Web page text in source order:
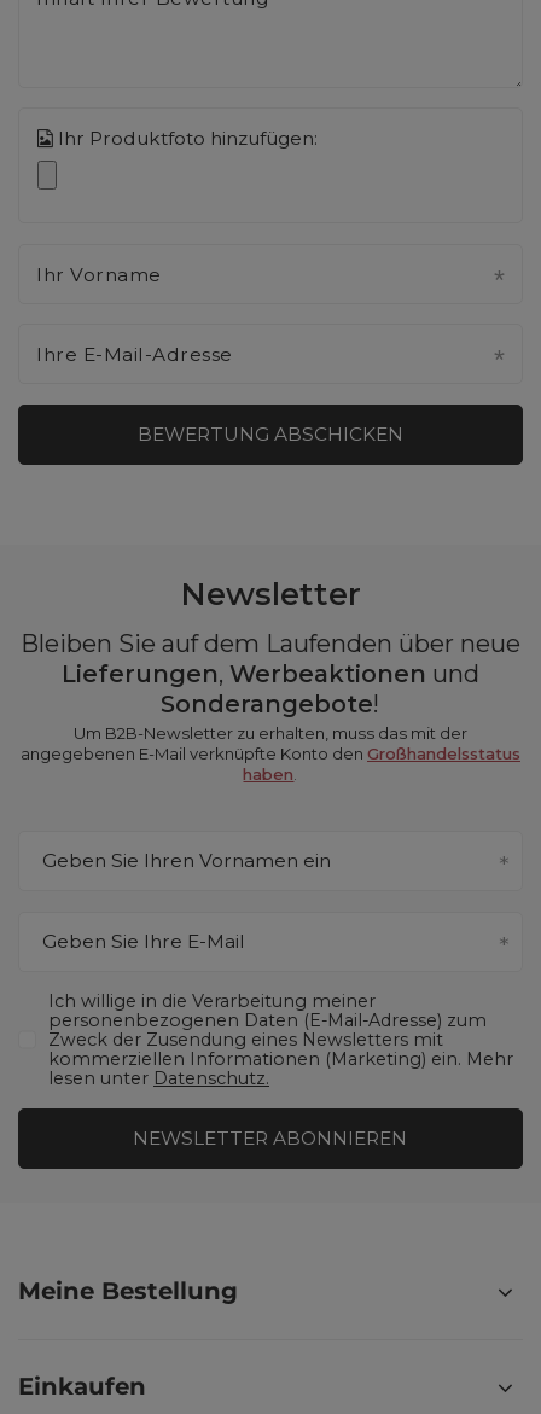
Ihr Produktfoto hinzufügen:
Ihr Vorname
Ihre E-Mail-Adresse
BEWERTUNG ABSCHICKEN
Newsletter
Bleiben Sie auf dem Laufenden über neue
Lieferungen, Werbeaktionen und
Sonderangebote!
Um B2B-Newsletter zu erhalten, muss das mit der
angegebenen E-Mail verknüpfte Konto den Großhandelsstatus
haben
Geben Sie Ihren Vornamen ein
Geben Sie Ihre E-Mail
Ich willige in die Verarbeitung meiner
personenbezogenen Daten (E-Mail-Adresse) zum
Zweck der Zusendung eines Newsletters mit
kommerziellen Informationen (Marketing) ein. Mehr
lesen unter Datenschutz.
NEWSLETTER ABONNIEREN
Meine Bestellung
Einkaufen